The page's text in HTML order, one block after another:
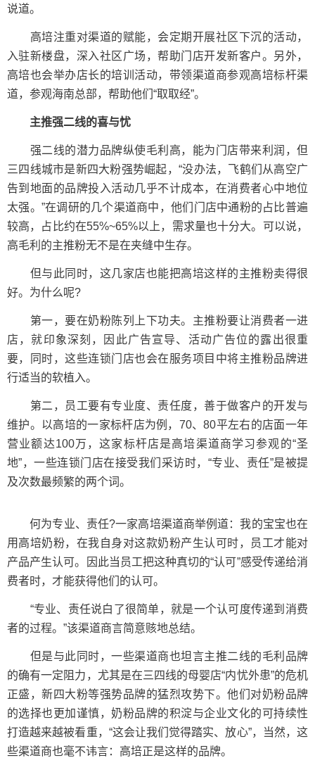
说道。
高培注重对渠道的赋能，会定期开展社区下沉的活动，
入驻新楼盘，深入社区广场，帮助门店开发新客户。另外，
高培也会举办店长的培训活动，带领渠道商参观高培标杆渠
道，参观海南总部，帮助他们“取取经”。
主推强二线的喜与忧
强二线的潜力品牌纵使毛利高，能为门店带来利润，但
三四线城市是新四大粉强势崛起，“没办法，飞鹤们从高空广
告到地面的品牌投入活动几乎不计成本，在消费者心中地位
太强。”在调研的几个渠道商中，他们门店中通粉的占比普遍
较高，占比约在55%~65%以上，需求量也十分大。可以说，
高毛利的主推粉无不是在夹缝中生存。
但与此同时，这几家店也能把高培这样的主推粉卖得很
好。为什么呢?
第一，要在奶粉陈列上下功夫。主推粉要让消费者一进
店，就印象深刻，因此广告宣导、活动广告位的露出很重
要，同时，这些连锁门店也会在服务项目中将主推粉品牌进
行适当的软植入。
第二，员工要有专业度、责任度，善于做客户的开发与
维护。以高培的一家标杆店为例，70、80平左右的店面一年
营业额达100万，这家标杆店是高培渠道商学习参观的“圣
地”，一些连锁门店在接受我们采访时，“专业、责任”是被提
及次数最频繁的两个词。
何为专业、责任?一家高培渠道商举例道：我的宝宝也在
用高培奶粉，在我自身对这款奶粉产生认可时，员工才能对
产品产生认可。因此当员工把这种真切的“认可”感受传递给消
费者时，才能获得他们的认可。
“专业、责任说白了很简单，就是一个认可度传递到消费
者的过程。”该渠道商言简意赅地总结。
但是与此同时，一些渠道商也坦言主推二线的毛利品牌
的确有一定阻力，尤其是在三四线的母婴店“内忧外患”的危机
正盛，新四大粉等强势品牌的猛烈攻势下。他们对奶粉品牌
的选择也更加谨慎，奶粉品牌的积淀与企业文化的可持续性
打造越来越被看重，“这会让我们觉得踏实、放心”，当然，这
些渠道商也毫不讳言：高培正是这样的品牌。